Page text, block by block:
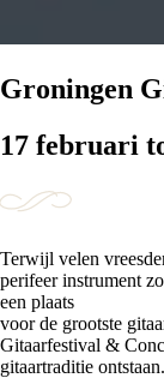
Groningen
17 februari
Terwijl velen
perifeer instrument
een plaats
voor de grootste
Gitaarfestival &
gitaartraditie ontstaan.